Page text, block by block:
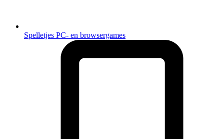
Spelletjes PC- en browsergames